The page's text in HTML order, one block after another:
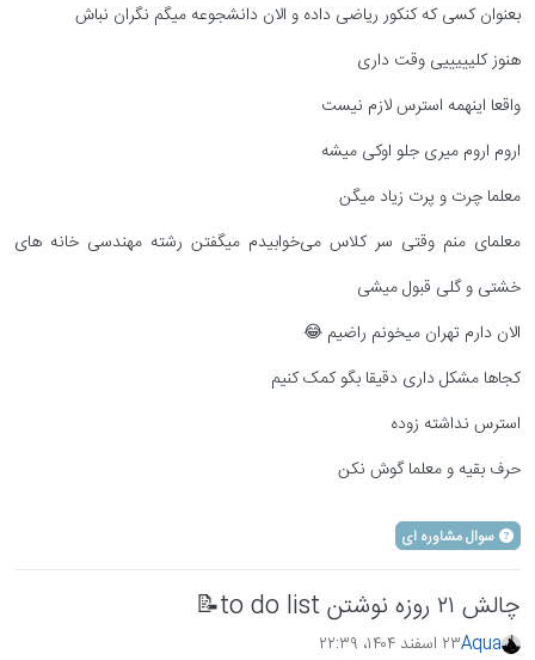
بعنوان کسی که کنکور ریاضی داده و الان دانشجوعه میگم نگران نباش
هنوز کلیییییی وقت داری
واقعا اینهمه استرس لازم نیست
اروم اروم میری جلو اوکی میشه
معلما چرت و پرت زیاد میگن
معلمای منم وقتی سر کلاس می‌خوابیدم میگفتن رشته مهندسی خانه های
خشتی و گلی قبول میشی
الان دارم تهران میخونم راضیم 😂
کجاها مشکل داری دقیقا بگو کمک کنیم
استرس نداشته زوده
حرف بقیه و معلما گوش نکن
سوال مشاوره ای
چالش ۲۱ روزه نوشتن to do list📝
Aqua۲۳ اسفند ۱۴۰۴،‏ ۲۲:۳۹